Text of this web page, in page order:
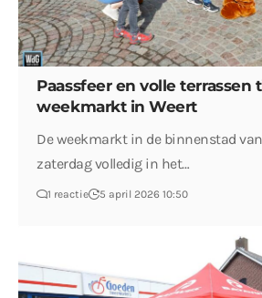
Paassfeer en volle terrassen
weekmarkt in Weert
De weekmarkt in de binnenstad
zaterdag volledig in het…
1 reactie 5 april 2026 10:50